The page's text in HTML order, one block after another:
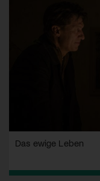
Das ewige Leben